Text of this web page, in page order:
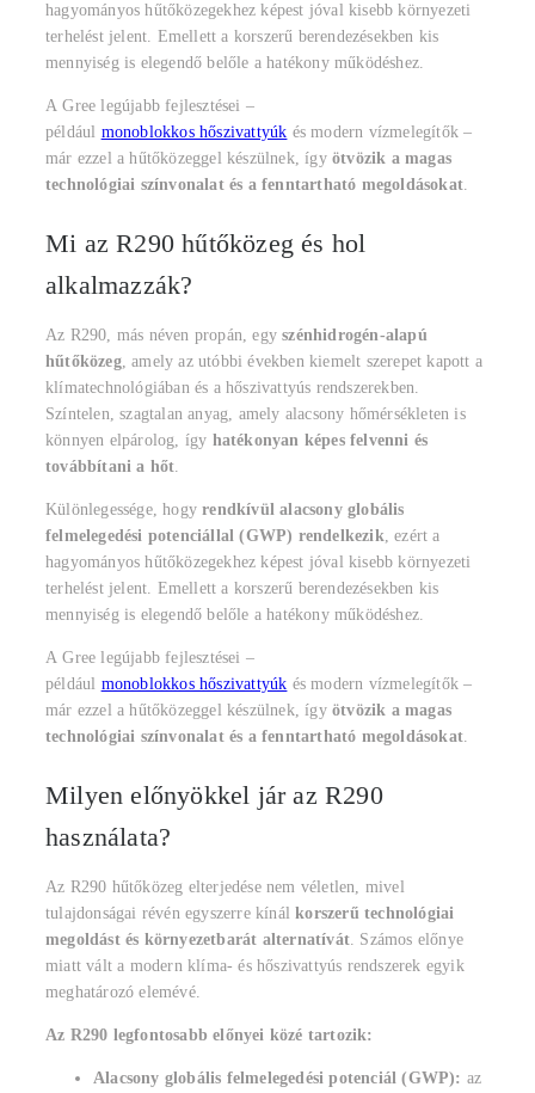
hagyományos hűtőközegekhez képest jóval kisebb környezeti
terhelést jelent. Emellett a korszerű berendezésekben kis
mennyiség is elegendő belőle a hatékony működéshez.
A Gree legújabb fejlesztései –
például monoblokkos hőszivattyúk és modern vízmelegítők –
már ezzel a hűtőközeggel készülnek, így ötvözik a magas
technológiai színvonalat és a fenntartható megoldásokat.
Mi az R290 hűtőközeg és hol
alkalmazzák?
Az R290, más néven propán, egyszénhidrogén-alapú
hűtőközeg, amely az utóbbi években kiemelt szerepet kapott a
klímatechnológiában és a hőszivattyús rendszerekben.
Színtelen, szagtalan anyag, amely alacsony hőmérsékleten is
könnyen elpárolog, így hatékonyan képes felvenni és
továbbítani a hőt.
Különlegessége, hogyrendkívül alacsony globális
felmelegedési potenciállal (GWP) rendelkezik, ezért a
hagyományos hűtőközegekhez képest jóval kisebb környezeti
terhelést jelent. Emellett a korszerű berendezésekben kis
mennyiség is elegendő belőle a hatékony működéshez.
A Gree legújabb fejlesztései –
például monoblokkos hőszivattyúk és modern vízmelegítők –
már ezzel a hűtőközeggel készülnek, így ötvözik a magas
technológiai színvonalat és a fenntartható megoldásokat.
Milyen előnyökkel jár az R290
használata?
Az R290 hűtőközeg elterjedése nem véletlen, mivel
tulajdonságai révén egyszerre kínálkorszerű technológiai
megoldást és környezetbarát alternatívát. Számos előnye
miatt vált a modern klíma- és hőszivattyús rendszerek egyik
meghatározó elemévé.
Az R290 legfontosabb előnyei közé tartozik:
Alacsony globális felmelegedési potenciál (GWP): az